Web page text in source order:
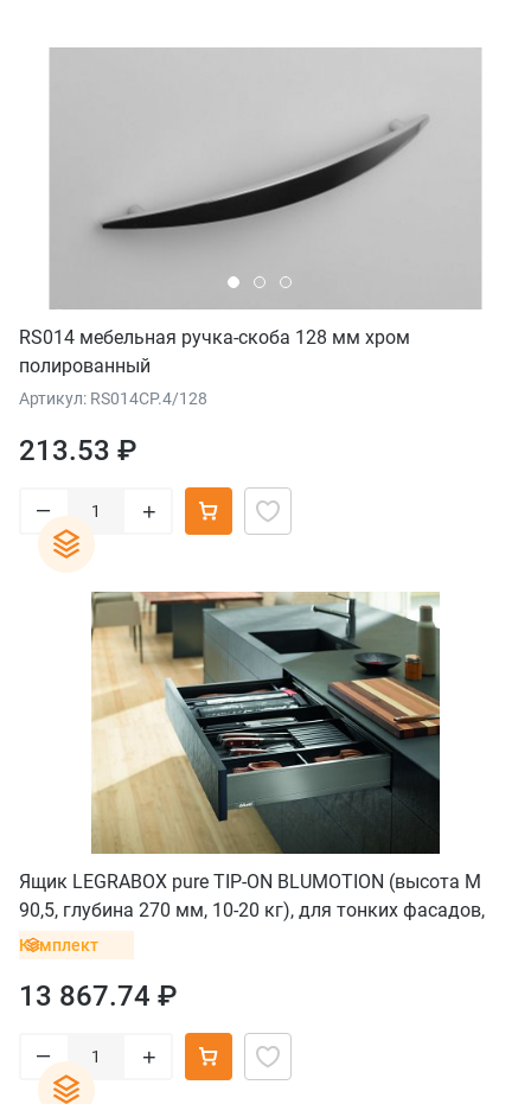
RS014 мебельная ручка-скоба 128 мм хром
полированный
Артикул: RS014CP.4/128
213.53 ₽
– +
Ящик LEGRABOX pure TIP-ON BLUMOTION (высота M
90,5, глубина 270 мм, 10-20 кг), для тонких фасадов,
серый орион
Комплект
13 867.74 ₽
– +